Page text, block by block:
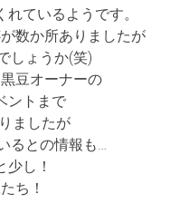
ているようです。
数か所ありましたが
しょうか(笑)
豆オーナーの
ントまで
ましたが
るとの情報も…
少し！
ち！